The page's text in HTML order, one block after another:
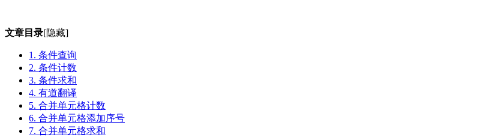
文章目录[隐藏]
1. 条件查询
2. 条件计数
3. 条件求和
4. 有道翻译
5. 合并单元格计数
6. 合并单元格添加序号
7. 合并单元格求和